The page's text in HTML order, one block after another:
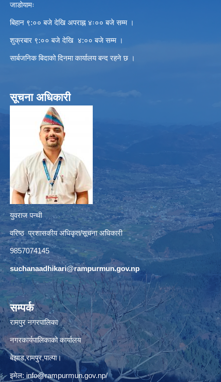
जाडोयामः
बिहान ९:०० बजे देखि अपराह्न ४ः०० बजे सम्म ।
शुक्रबार ९:०० बजे देखि ४:०० बजे सम्म ।
सार्बजनिक बिदाको दिनमा कार्यालय बन्द रहने छ ।
सूचना अधिकारी
युवराज पन्थी
वरिष्ठ प्रशासकीय अधिकृत/सूचना अधिकारी
9857074145
suchanaadhikari@rampurmun.gov.np
सम्पर्क
रामपुर नगरपालिका
नगरकार्यपालिकाको कार्यालय
बेझाड,रामपुर,पाल्पा।
इमेल: info@rampurmun.gov.np/